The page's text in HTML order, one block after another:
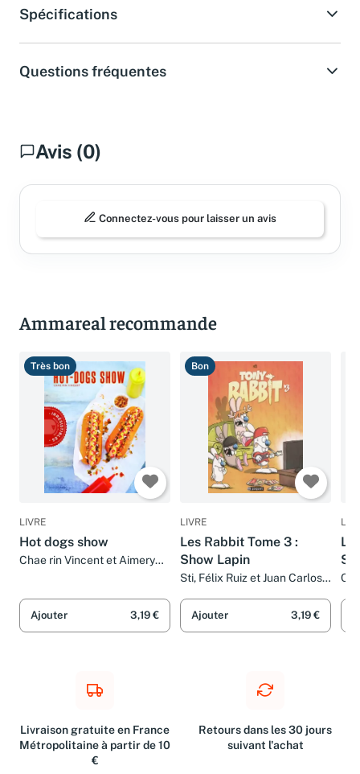
Spécifications
Questions fréquentes
Avis (0)
Connectez-vous pour laisser un avis
Ammareal recommande
Très bon
LIVRE
Hot dogs show
Chae rin Vincent et Aimery
Ajouter 3,19 €
Bon
LIVRE
Les Rabbit Tome 3 :
Show Lapin
Sti, Félix Ruiz et Juan Carlos
Ajouter 3,19 €
Livraison gratuite en France
Métropolitaine à partir de 10
€
Retours dans les 30 jours
suivant l'achat